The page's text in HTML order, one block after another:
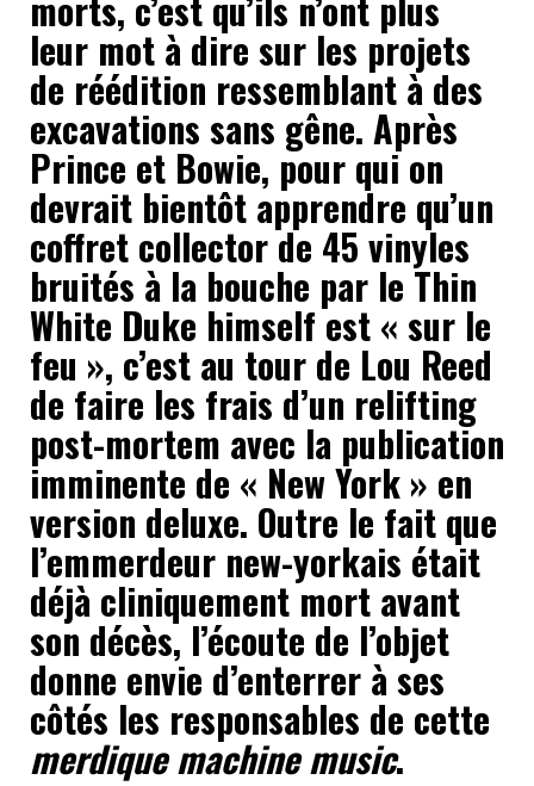
leur mot à dire sur les projets
de réédition ressemblant à des
excavations sans gêne. Après
Prince et Bowie, pour qui on
devrait bientôt apprendre qu’un
coffret collector de 45 vinyles
bruités à la bouche par le Thin
White Duke himself est « sur le
feu », c’est au tour de Lou Reed
de faire les frais d’un relifting
post-mortem avec la publication
imminente de « New York » en
version deluxe. Outre le fait que
l’emmerdeur new-yorkais était
déjà cliniquement mort avant
son décès, l’écoute de l’objet
donne envie d’enterrer à ses
côtés les responsables de cette
merdique machine music.